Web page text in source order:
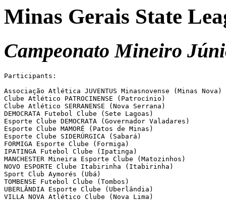
Minas Gerais State
Campeonato Mineiro
Participants:
Associação Atlética JUVENTUS Minasnovense (Minas Nova)
Clube Atlético PATROCINENSE (Patrocínio)
Clube Atlético SERRANENSE (Nova Serrana)
DEMOCRATA Futebol Clube (Sete Lagoas)
Esporte Clube DEMOCRATA (Governador Valadares)
Esporte Clube MAMORÉ (Patos de Minas)
Esporte Clube SIDERÚRGICA (Sabará)
FORMIGA Esporte Clube (Formiga)
IPATINGA Futebol Clube (Ipatinga)
MANCHESTER Mineira Esporte Clube (Matozinhos)
NOVO ESPORTE Clube Itabirinha (Itabirinha)
Sport Club Aymorés (Ubá)
TOMBENSE Futebol Clube (Tombos)
UBERLÂNDIA Esporte Clube (Uberlândia)
VILLA NOVA Atlético Clube (Nova Lima)